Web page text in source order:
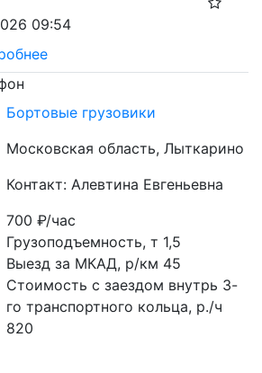
09:54
Бортовые грузовики
Московская область, Лыткарино
Контакт: Алевтина Евгеньевна
700₽/час
Грузоподъемность, т 1,5
Выезд за МКАД, р/км 45
Стоимость с заездом внутрь 3-
го транспортного кольца, р./ч
820